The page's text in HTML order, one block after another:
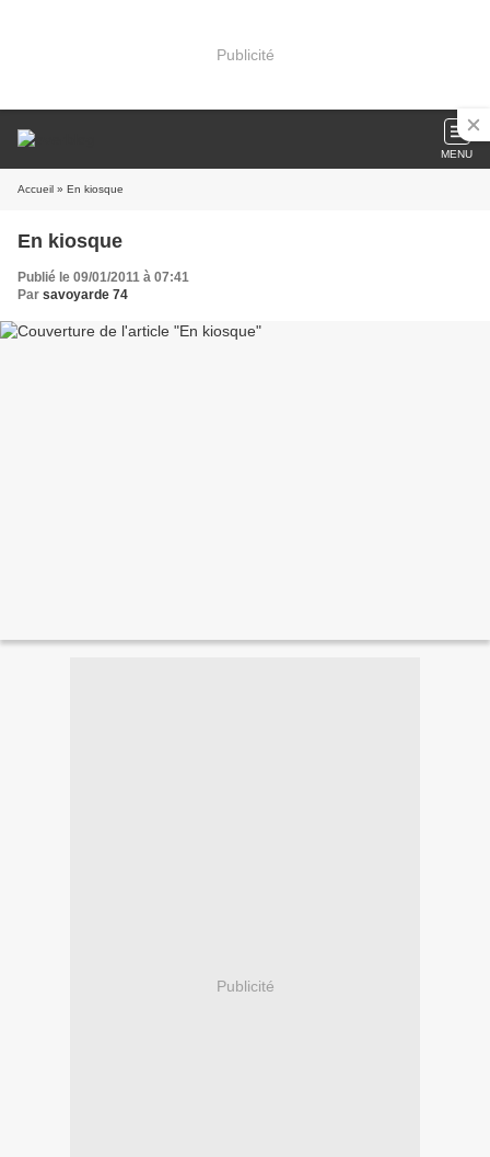
Publicité
MENU
Accueil » En kiosque
En kiosque
Publié le 09/01/2011 à 07:41
Par savoyarde 74
Publicité